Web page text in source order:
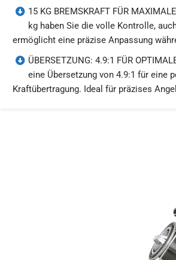
15 KG BREMSKRAFT FÜR
kg haben Sie die volle Kontrolle,
ermöglicht eine präzise Anpassung
ÜBERSETZUNG: 4.9:1 FÜR
eine Übersetzung von 4.9:1 für eine
Kraftübertragung. Ideal für präzises